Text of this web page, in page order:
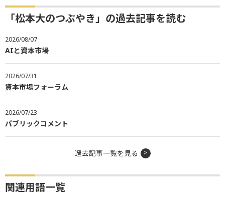
「松本大のつぶやき」の過去記事を読む
2026/08/07
AIと資本市場
2026/07/31
資本市場フォーラム
2026/07/23
パブリックコメント
過去記事一覧を見る
関連用語一覧